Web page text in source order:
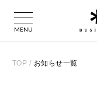
TOP / お知らせ一覧